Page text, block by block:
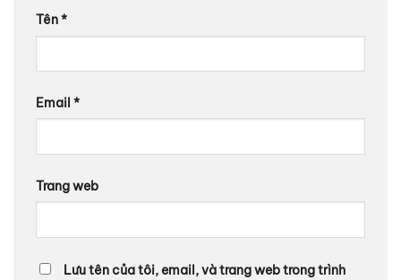
Tên*
Email *
Trang web
Lưu tên của tôi, email, và trang web trong trình